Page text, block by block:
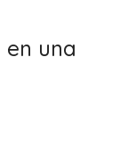
en una